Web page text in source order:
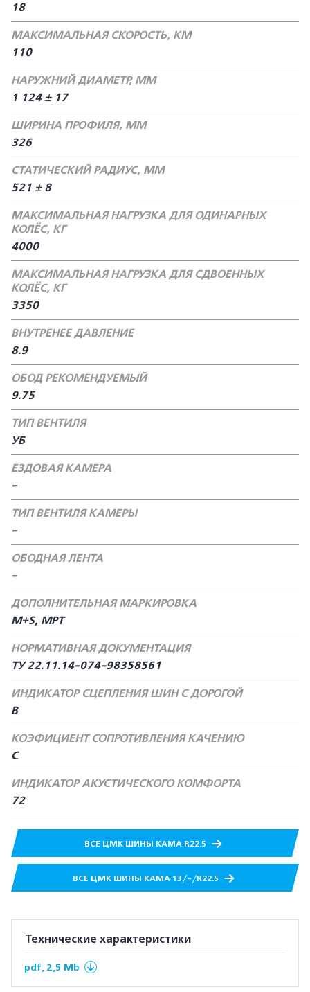
18
МАКСИМАЛЬНАЯ СКОРОСТЬ, КМ
110
НАРУЖНИЙ ДИАМЕТР, ММ
1 124 ± 17
ШИРИНА ПРОФИЛЯ, ММ
326
СТАТИЧЕСКИЙ РАДИУС, ММ
521 ± 8
МАКСИМАЛЬНАЯ НАГРУЗКА ДЛЯ ОДИНАРНЫХ
КОЛЁС, КГ
4000
МАКСИМАЛЬНАЯ НАГРУЗКА ДЛЯ СДВОЕННЫХ
КОЛЁС, КГ
3350
ВНУТРЕНЕЕ ДАВЛЕНИЕ
8.9
ОБОД РЕКОМЕНДУЕМЫЙ
9.75
ТИП ВЕНТИЛЯ
УБ
ЕЗДОВАЯ КАМЕРА
-
ТИП ВЕНТИЛЯ КАМЕРЫ
-
ОБОДНАЯ ЛЕНТА
-
ДОПОЛНИТЕЛЬНАЯ МАРКИРОВКА
M+S, MPT
НОРМАТИВНАЯ ДОКУМЕНТАЦИЯ
TУ 22.11.14-074-98358561
ИНДИКАТОР СЦЕПЛЕНИЯ ШИН С ДОРОГОЙ
В
КОЭФИЦИЕНТ СОПРОТИВЛЕНИЯ КАЧЕНИЮ
С
ИНДИКАТОР АКУСТИЧЕСКОГО КОМФОРТА
72
ВСЕ ЦМК ШИНЫ КАМА R22.5
ВСЕ ЦМК ШИНЫ КАМА 13/-/R22.5
Технические характеристики
pdf, 2,5 Mb